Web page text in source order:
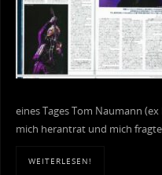
eines Tages Tom Naumann (ex
mich herantrat und mich
WEITERLESEN!